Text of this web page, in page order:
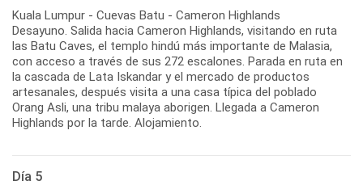
Kuala Lumpur - Cuevas Batu - Cameron Highlands
Desayuno. Salida hacia Cameron Highlands, visitando en ruta
las Batu Caves, el templo hindú más importante de Malasia,
con acceso a través de sus 272 escalones. Parada en ruta en
la cascada de Lata Iskandar y el mercado de productos
artesanales, después visita a una casa típica del poblado
Orang Asli, una tribu malaya aborigen. Llegada a Cameron
Highlands por la tarde. Alojamiento.
Día 5